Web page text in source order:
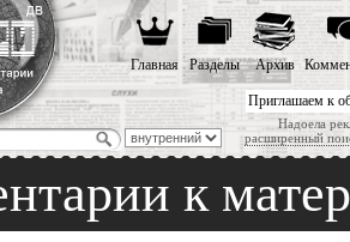
Приглашаем к
Надоела
расширенный
Главная Разделы Архив
к